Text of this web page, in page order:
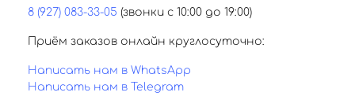
8 (927) 083-33-05 (звонки с 10:00 до 19:00)
Приём заказов онлайн круглосуточно:
Написать нам в WhatsApp
Написать нам в Telegram